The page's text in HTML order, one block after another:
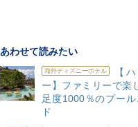
あわせて読みたい
海外ディズニーホテル
【
ー】ファミリーで楽
足度1000％のプー
ド